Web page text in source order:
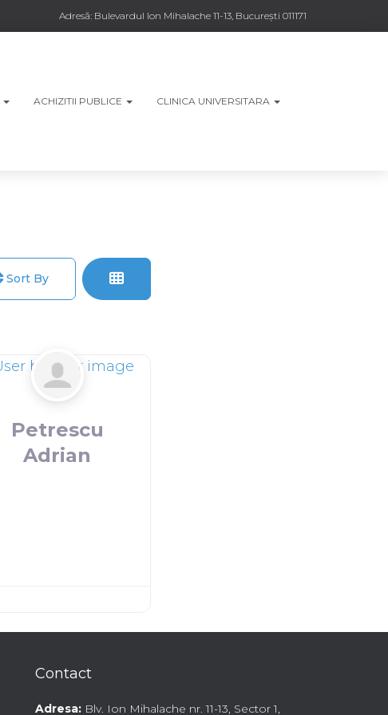
Adresă: Bulevardul Ion Mihalache 11-13, București 011171
ACHIZITII PUBLICE CLINICA UNIVERSITARA
Sort By
Petrescu
Adrian
Contact
Adresa: Blv. Ion Mihalache nr. 11-13, Sector 1,